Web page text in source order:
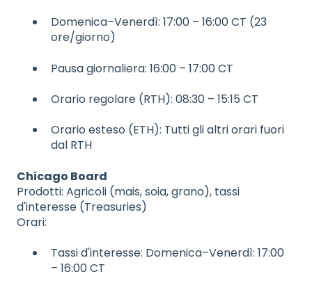
Domenica–Venerdì: 17:00 – 16:00 CT (23
ore/giorno)
Pausa giornaliera: 16:00 – 17:00 CT
Orario regolare (RTH): 08:30 – 15:15 CT
Orario esteso (ETH): Tutti gli altri orari fuori
dal RTH
Chicago Board
Prodotti: Agricoli (mais, soia, grano), tassi
d'interesse (Treasuries)
Orari:
Tassi d'interesse: Domenica–Venerdì: 17:00
– 16:00 CT